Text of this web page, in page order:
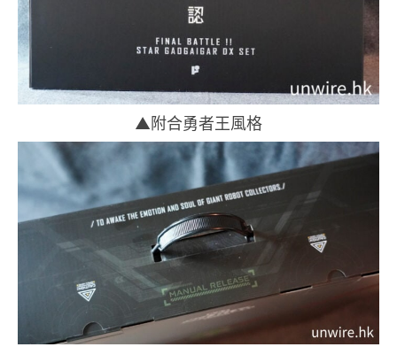
▲附合勇者王風格